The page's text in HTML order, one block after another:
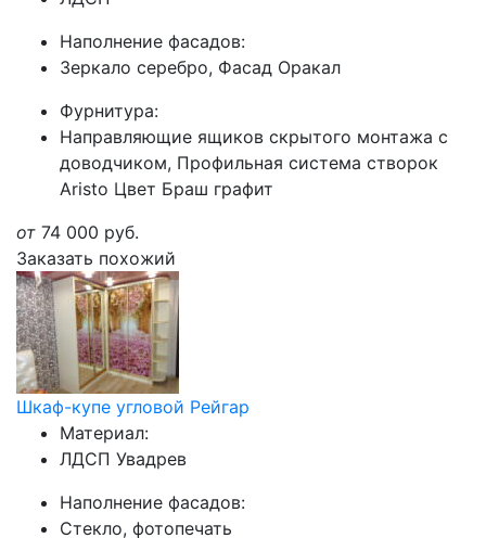
Наполнение фасадов:
Зеркало серебро, Фасад Оракал
Фурнитура:
Направляющие ящиков скрытого монтажа с
доводчиком, Профильная система створок
Aristo Цвет Браш графит
от 74 000 руб.
Заказать похожий
Шкаф-купе угловой Рейгар
Материал:
ЛДСП Увадрев
Наполнение фасадов:
Стекло, фотопечать